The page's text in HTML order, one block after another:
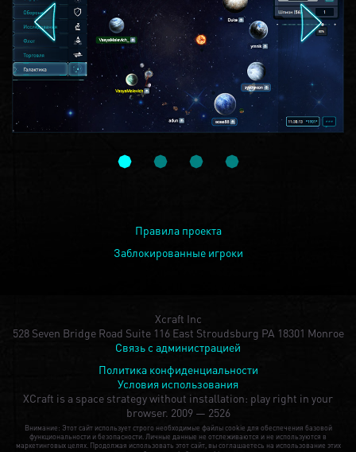
Правила проекта
Заблокированные игроки
Xcraft Inc
528 Seven Bridge Road Suite 116 East Stroudsburg PA 18301 Monroe
Связь с администрацией
Политика конфиденциальности
Условия использования
XCraft is a space strategy without installation: play right in your
browser. 2009 — 2526
Внимание: Этот сайт использует строго необходимые файлы cookie для обеспечения базовой
функциональности и безопасности. Личные данные не отслеживаются и не используются в
маркетинговых целях. Продолжая использовать этот сайт, вы соглашаетесь на использование этих